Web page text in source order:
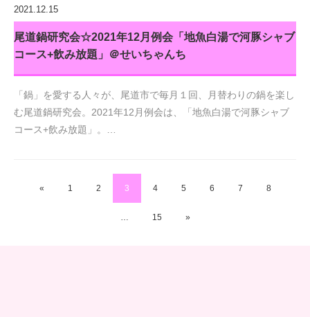
2021.12.15
尾道鍋研究会☆2021年12月例会「地魚白湯で河豚シャブ
コース+飲み放題」＠せいちゃんち
「鍋」を愛する人々が、尾道市で毎月１回、月替わりの鍋を楽し
む尾道鍋研究会。2021年12月例会は、「地魚白湯で河豚シャブ
コース+飲み放題」。…
« 1 2 3 4 5 6 7 8
… 15 »